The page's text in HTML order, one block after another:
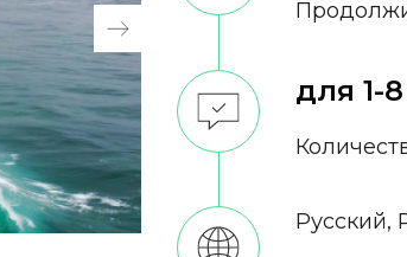
для 1-
Русский,